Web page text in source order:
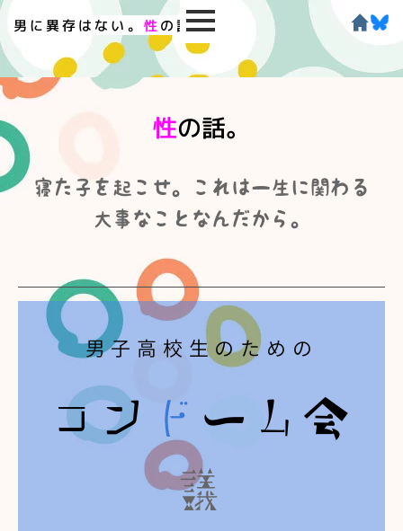
男に異存はない。 性の話。
性の話。
寝た子を起こせ。これは一生に関わる
大事なことなんだから。
男子高校生のための
コン ド ーム会
議